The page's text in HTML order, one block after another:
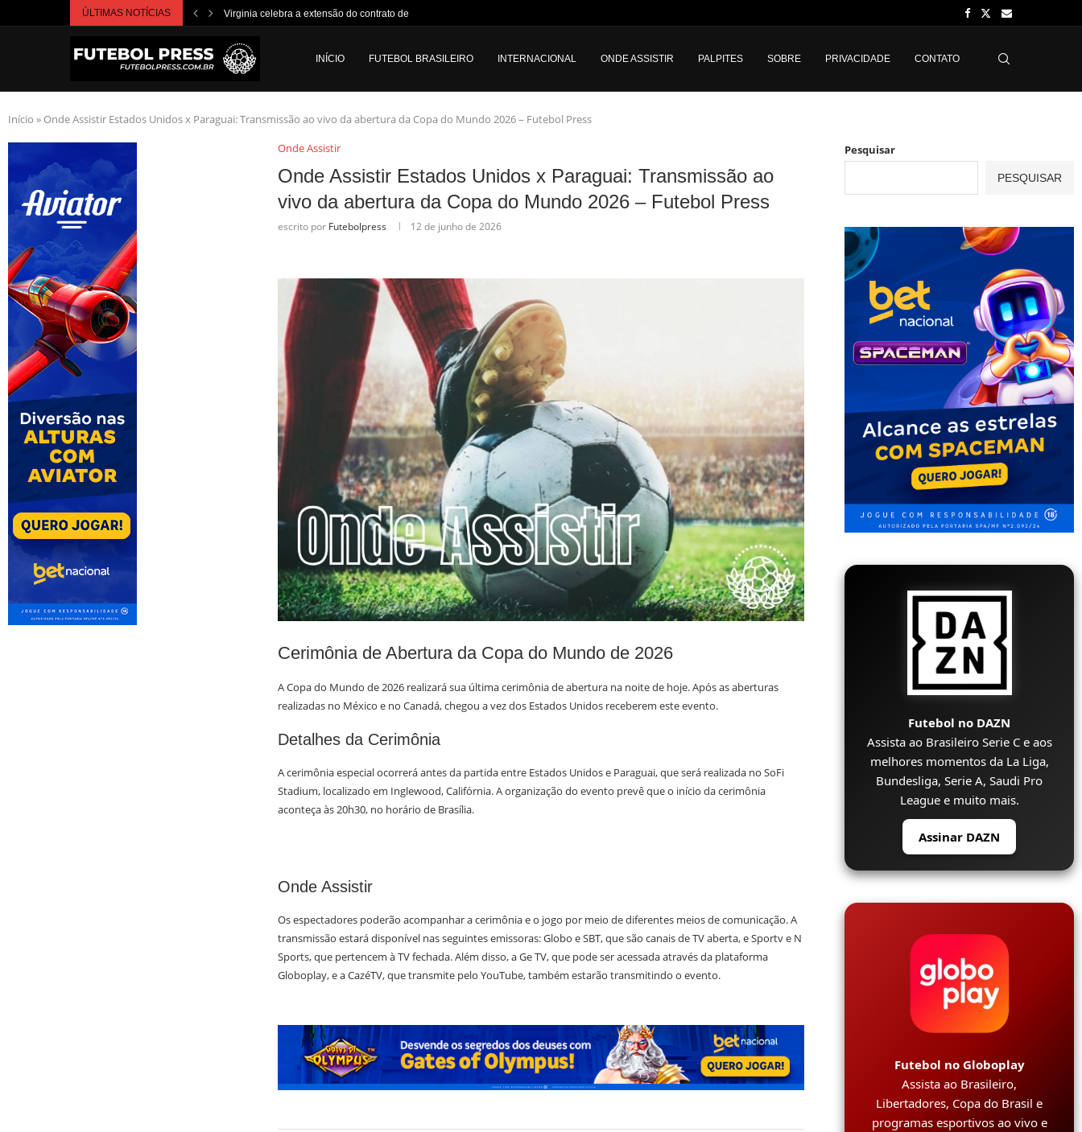
ÚLTIMAS NOTÍCIAS Virginia celebra a extensão do contrato de Vini...
INÍCIO FUTEBOL BRASILEIRO INTERNACIONAL ONDE ASSISTIR PALPITES SOBRE PRIVACIDADE CONTATO
Início » Onde Assistir Estados Unidos x Paraguai: Transmissão ao vivo da abertura da Copa do Mundo 2026 – Futebol Press
Onde Assistir
Onde Assistir Estados Unidos x Paraguai: Transmissão ao
vivo da abertura da Copa do Mundo 2026 – Futebol Press
escrito por Futebolpress 12 de junho de 2026
Cerimônia de Abertura da Copa do Mundo de 2026
A Copa do Mundo de 2026 realizará sua última cerimônia de abertura na noite de hoje. Após as aberturas
realizadas no México e no Canadá, chegou a vez dos Estados Unidos receberem este evento.
Detalhes da Cerimônia
A cerimônia especial ocorrerá antes da partida entre Estados Unidos e Paraguai, que será realizada no SoFi
Stadium, localizado em Inglewood, Califórnia. A organização do evento prevê que o início da cerimônia
aconteça às 20h30, no horário de Brasília.
Onde Assistir
Os espectadores poderão acompanhar a cerimônia e o jogo por meio de diferentes meios de comunicação. A
transmissão estará disponível nas seguintes emissoras: Globo e SBT, que são canais de TV aberta, e Sportv e N
Sports, que pertencem à TV fechada. Além disso, a Ge TV, que pode ser acessada através da plataforma
Globoplay, e a CazéTV, que transmite pelo YouTube, também estarão transmitindo o evento.
Pesquisar
PESQUISAR
Futebol no DAZN
Assista ao Brasileiro Serie C e aos
melhores momentos da La Liga,
Bundesliga, Serie A, Saudi Pro
League e muito mais.
Assinar DAZN
Futebol no Globoplay
Assista ao Brasileiro,
Libertadores, Copa do Brasil e
programas esportivos ao vivo e